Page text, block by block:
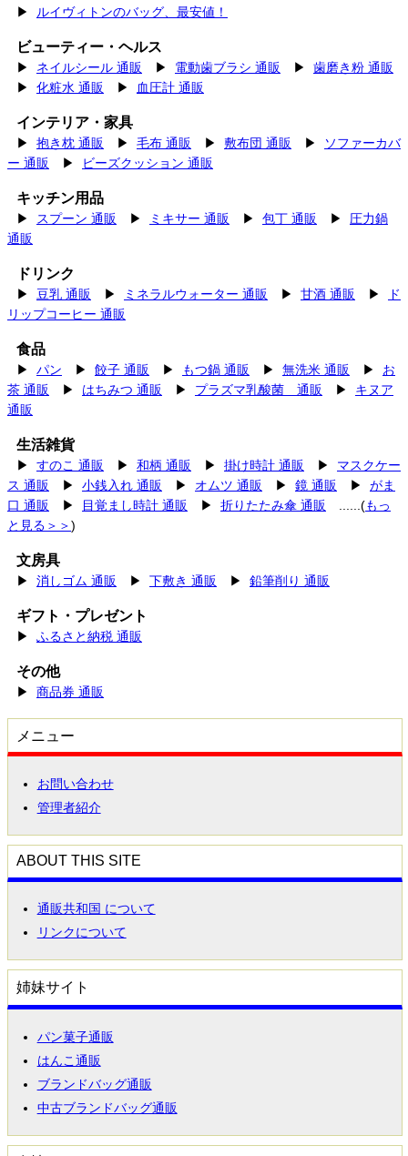
▶ ルイヴィトンのバッグ、最安値！
ビューティー・ヘルス
▶ ネイルシール 通販 ▶ 電動歯ブラシ 通販 ▶ 歯磨き粉 通販
▶ 化粧水 通販 ▶ 血圧計 通販
インテリア・家具
▶ 抱き枕 通販 ▶ 毛布 通販 ▶ 敷布団 通販 ▶
ソファーカバ
ー 通販
▶ ビーズクッション 通販
キッチン用品
▶ スプーン 通販 ▶ ミキサー 通販 ▶ 包丁 通販 ▶ 圧力鍋
通販
ドリンク
▶ 豆乳 通販 ▶ ミネラルウォーター 通販 ▶ 甘酒 通販 ▶
ド
リップコーヒー 通販
食品
▶ パン ▶ 餃子 通販 ▶ もつ鍋 通販 ▶ 無洗米 通販 ▶ お
茶 通販
▶ はちみつ 通販 ▶ プラズマ乳酸菌 通販 ▶ キヌア
通販
生活雑貨
▶ すのこ 通販 ▶ 和柄 通販 ▶ 掛け時計 通販 ▶ マスクケー
ス 通販
▶ 小銭入れ 通販 ▶ オムツ 通販 ▶ 鏡 通販 ▶ がま
口 通販
▶ 目覚まし時計 通販 ▶ 折りたたみ傘 通販 ......(もっ
と見る＞＞)
文房具
▶ 消しゴム 通販 ▶ 下敷き 通販 ▶ 鉛筆削り 通販
ギフト・プレゼント
▶ ふるさと納税 通販
その他
▶ 商品券 通販
メニュー
お問い合わせ
管理者紹介
ABOUT THIS SITE
通販共和国 について
リンクについて
姉妹サイト
パン菓子通販
はんこ通販
ブランドバッグ通販
中古ブランドバッグ通販